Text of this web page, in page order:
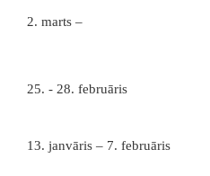
2. marts –
25. - 28. februāris
13. janvāris – 7. februāris